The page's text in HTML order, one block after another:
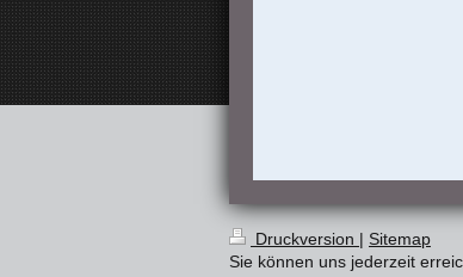
Druckversion | Sitemap
Sie können uns jederzeit